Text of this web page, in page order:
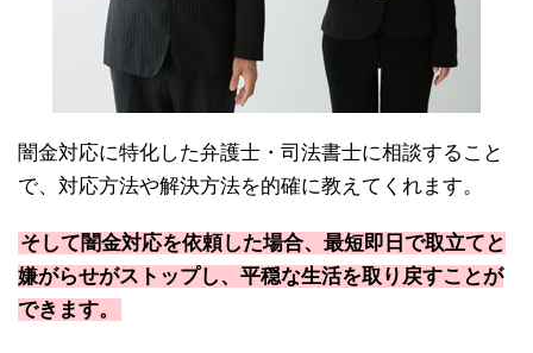
闇金対応に特化した弁護士・司法書士に相談すること
で、対応方法や解決方法を的確に教えてくれます。
そして闇金対応を依頼した場合、最短即日で取立てと
嫌がらせがストップし、平穏な生活を取り戻すことが
できます。